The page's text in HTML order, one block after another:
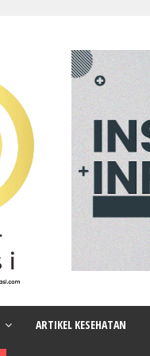
ARTIKEL KESEHATAN